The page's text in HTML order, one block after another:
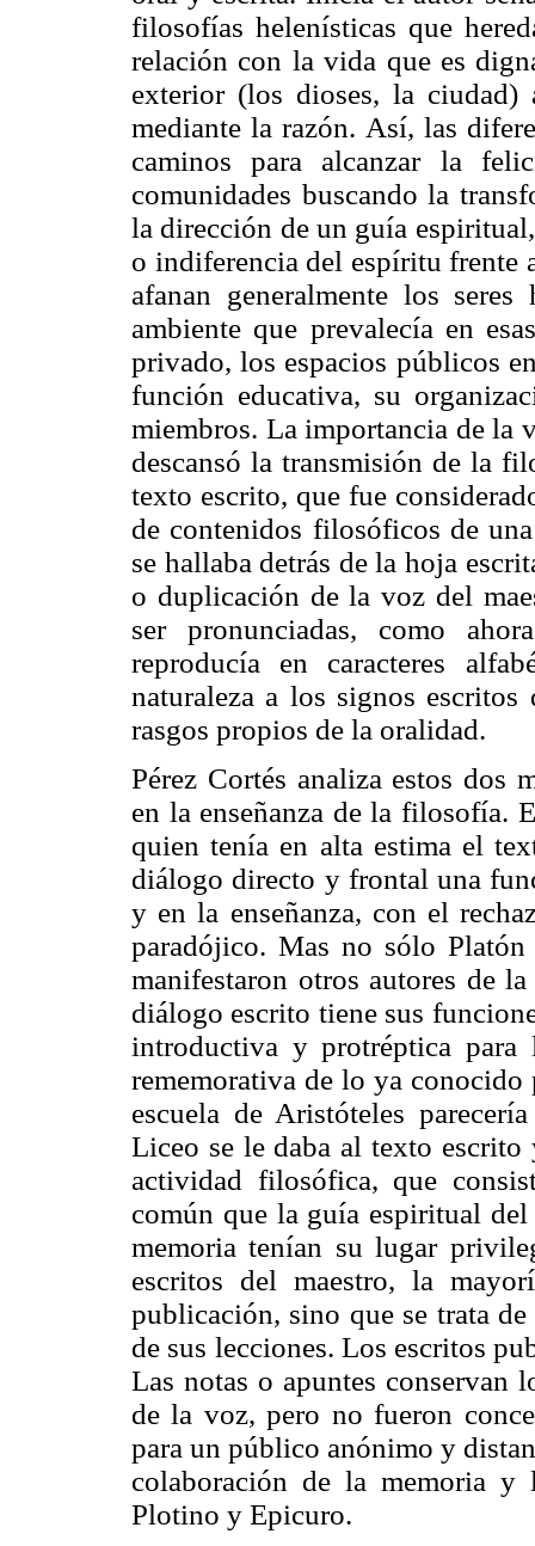
filosofías helenísticas que
relación con la vida que es
exterior (los dioses, la
mediante la razón. Así, las
caminos para alcanzar la
comunidades buscando la
la dirección de un guía
o indiferencia del espíritu frente
afanan generalmente los
ambiente que prevalecía en
privado, los espacios públicos
función educativa, su
miembros. La importancia de la
descansó la transmisión de la
texto escrito, que fue
de contenidos filosóficos de
se hallaba detrás de la hoja
o duplicación de la voz del
ser pronunciadas, como
reproducía en caracteres
naturaleza a los signos
rasgos propios de la oralidad.
Pérez Cortés analiza estos dos
en la enseñanza de la filosofía.
quien tenía en alta estima el
diálogo directo y frontal una
y en la enseñanza, con el
paradójico. Mas no sólo
manifestaron otros autores de
diálogo escrito tiene sus
introductiva y protréptica para
rememorativa de lo ya conocido
escuela de Aristóteles
Liceo se le daba al texto
actividad filosófica, que
común que la guía espiritual
memoria tenían su lugar
escritos del maestro, la
publicación, sino que se trata
de sus lecciones. Los escritos
Las notas o apuntes conservan
de la voz, pero no fueron
para un público anónimo y
colaboración de la memoria y
Plotino y Epicuro.